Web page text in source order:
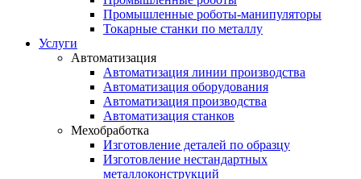
Промышленные роботы-манипуляторы
Токарные станки по металлу
Услуги
Автоматизация
Автоматизация линии производства
Автоматизация оборудования
Автоматизация производства
Автоматизация станков
Мехобработка
Изготовление деталей по образцу
Изготовление нестандартных
металлоконструкций